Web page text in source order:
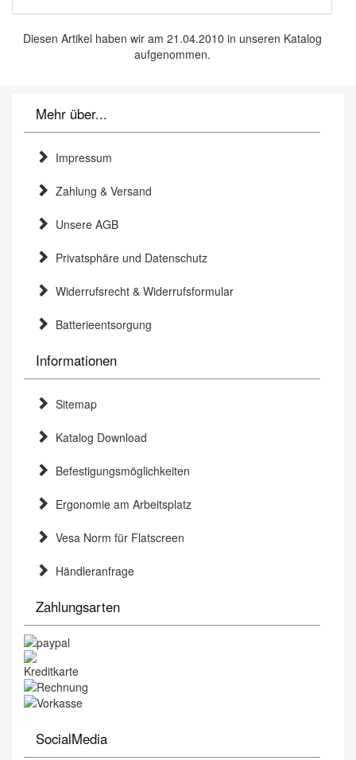
Diesen Artikel haben wir am 21.04.2010 in unseren Katalog
aufgenommen.
Mehr über...
Impressum
Zahlung & Versand
Unsere AGB
Privatsphäre und Datenschutz
Widerrufsrecht & Widerrufsformular
Batterieentsorgung
Informationen
Sitemap
Katalog Download
Befestigungsmöglichkeiten
Ergonomie am Arbeitsplatz
Vesa Norm für Flatscreen
Händleranfrage
Zahlungsarten
SocialMedia